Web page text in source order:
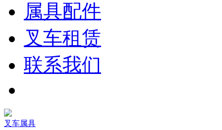
属具配件
叉车租赁
联系我们
叉车属具